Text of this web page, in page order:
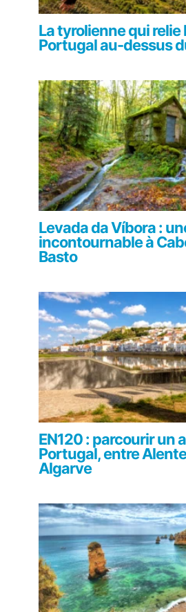
La tyrolienne qui relie
Portugal au-dessus
Levada da Víbora :
incontournable à
Basto
EN120 : parcourir un
Portugal, entre
Algarve